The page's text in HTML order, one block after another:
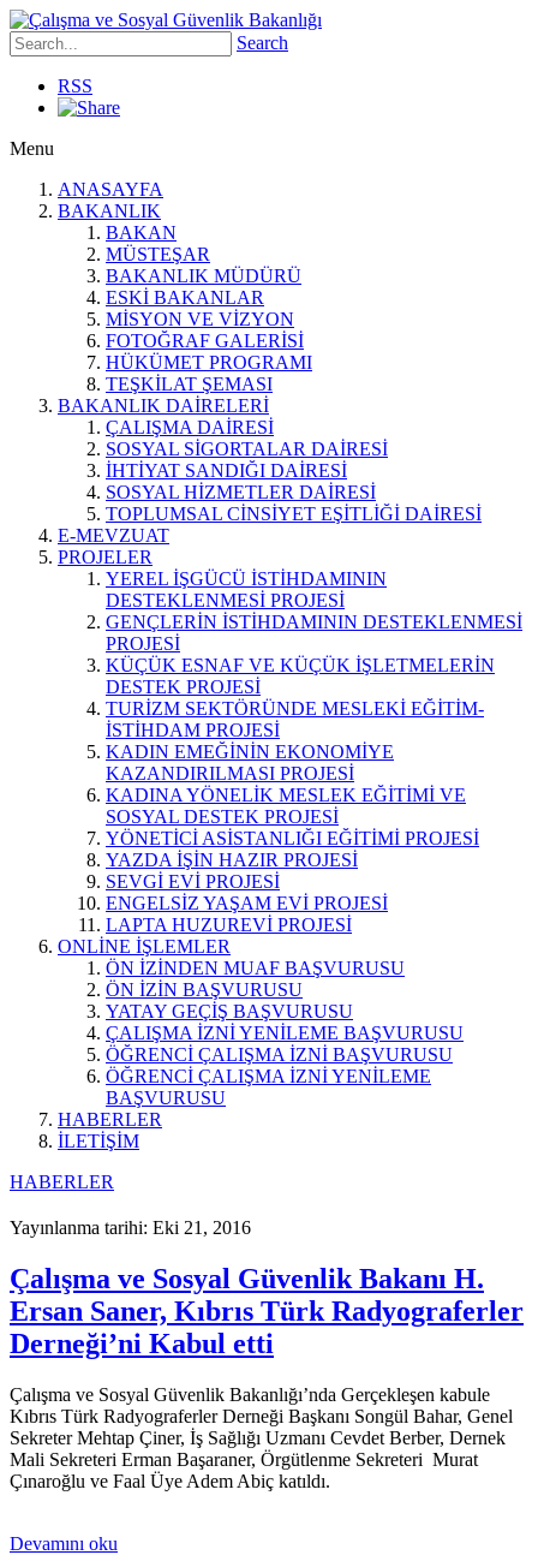
Search
RSS
Menu
ANASAYFA
BAKANLIK
BAKAN
MÜSTEŞAR
BAKANLIK MÜDÜRÜ
ESKİ BAKANLAR
MİSYON VE VİZYON
FOTOĞRAF GALERİSİ
HÜKÜMET PROGRAMI
TEŞKİLAT ŞEMASI
BAKANLIK DAİRELERİ
ÇALIŞMA DAİRESİ
SOSYAL SİGORTALAR DAİRESİ
İHTİYAT SANDIĞI DAİRESİ
SOSYAL HİZMETLER DAİRESİ
TOPLUMSAL CİNSİYET EŞİTLİĞİ DAİRESİ
E-MEVZUAT
PROJELER
YEREL İŞGÜCÜ İSTİHDAMININ
DESTEKLENMESİ PROJESİ
GENÇLERİN İSTİHDAMININ DESTEKLENMESİ
PROJESİ
KÜÇÜK ESNAF VE KÜÇÜK İŞLETMELERİN
DESTEK PROJESİ
TURİZM SEKTÖRÜNDE MESLEKİ EĞİTİM-
İSTİHDAM PROJESİ
KADIN EMEĞİNİN EKONOMİYE
KAZANDIRILMASI PROJESİ
KADINA YÖNELİK MESLEK EĞİTİMİ VE
SOSYAL DESTEK PROJESİ
YÖNETİCİ ASİSTANLIĞI EĞİTİMİ PROJESİ
YAZDA İŞİN HAZIR PROJESİ
SEVGİ EVİ PROJESİ
ENGELSİZ YAŞAM EVİ PROJESİ
LAPTA HUZUREVİ PROJESİ
ONLİNE İŞLEMLER
ÖN İZİNDEN MUAF BAŞVURUSU
ÖN İZİN BAŞVURUSU
YATAY GEÇİŞ BAŞVURUSU
ÇALIŞMA İZNİ YENİLEME BAŞVURUSU
ÖĞRENCİ ÇALIŞMA İZNİ BAŞVURUSU
ÖĞRENCİ ÇALIŞMA İZNİ YENİLEME
BAŞVURUSU
HABERLER
İLETİŞİM
HABERLER
Yayınlanma tarihi: Eki 21, 2016
Çalışma ve Sosyal Güvenlik Bakanı H.
Ersan Saner, Kıbrıs Türk Radyograferler
Derneği’ni Kabul etti
Çalışma ve Sosyal Güvenlik Bakanlığı’nda Gerçekleşen kabule
Kıbrıs Türk Radyograferler Derneği Başkanı Songül Bahar, Genel
Sekreter Mehtap Çiner, İş Sağlığı Uzmanı Cevdet Berber, Dernek
Mali Sekreteri Erman Başaraner, Örgütlenme Sekreteri Murat
Çınaroğlu ve Faal Üye Adem Abiç katıldı.
Devamını oku